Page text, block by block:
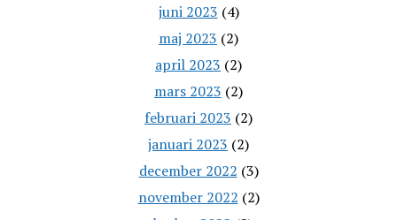
juni 2023 (4)
maj 2023 (2)
april 2023 (2)
mars 2023 (2)
februari 2023 (2)
januari 2023 (2)
december 2022 (3)
november 2022 (2)